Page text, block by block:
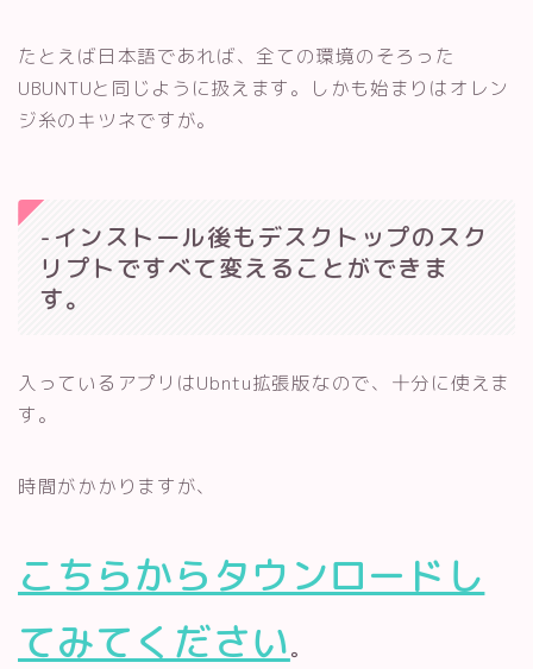
たとえば日本語であれば、全ての環境のそろった
UBUNTUと同じように扱えます。しかも始まりはオレン
ジ糸のキツネですが。
-インストール後もデスクトップのスク
リプトですべて変えることができま
す。
入っているアプリはUbntu拡張版なので、十分に使えま
す。
時間がかかりますが、
こちらからタウンロードし
てみてください。